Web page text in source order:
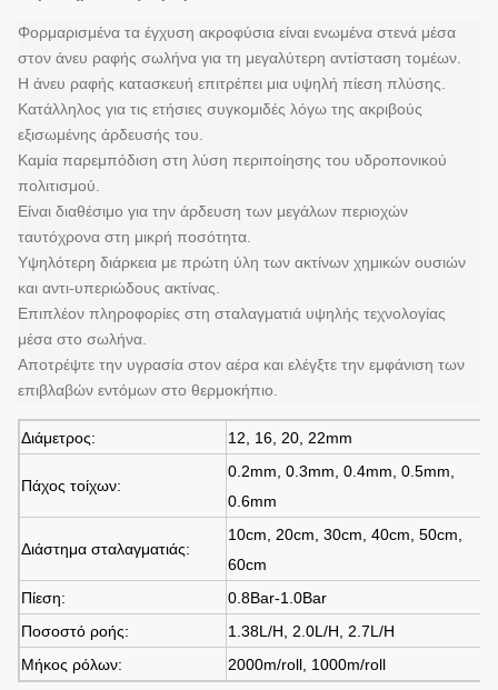
Φορμαρισμένα τα έγχυση ακροφύσια είναι ενωμένα στενά μέσα
στον άνευ ραφής σωλήνα για τη μεγαλύτερη αντίσταση τομέων.
Η άνευ ραφής κατασκευή επιτρέπει μια υψηλή πίεση πλύσης.
Κατάλληλος για τις ετήσιες συγκομιδές λόγω της ακριβούς
εξισωμένης άρδευσής του.
Καμία παρεμπόδιση στη λύση περιποίησης του υδροπονικού
πολιτισμού.
Είναι διαθέσιμο για την άρδευση των μεγάλων περιοχών
ταυτόχρονα στη μικρή ποσότητα.
Υψηλότερη διάρκεια με πρώτη ύλη των ακτίνων χημικών ουσιών
και αντι-υπεριώδους ακτίνας.
Επιπλέον πληροφορίες στη σταλαγματιά υψηλής τεχνολογίας
μέσα στο σωλήνα.
Αποτρέψτε την υγρασία στον αέρα και ελέγξτε την εμφάνιση των
επιβλαβών εντόμων στο θερμοκήπιο.
Διάμετρος: 12, 16, 20, 22mm
Πάχος τοίχων:
0.2mm, 0.3mm, 0.4mm, 0.5mm,
0.6mm
Διάστημα σταλαγματιάς:
10cm, 20cm, 30cm, 40cm, 50cm,
60cm
Πίεση:
0.8Bar-1.0Bar
Ποσοστό ροής:
1.38L/H, 2.0L/H, 2.7L/H
Μήκος ρόλων:
2000m/roll, 1000m/roll